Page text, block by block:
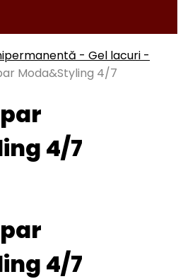
- Gel lacuri -
Moda&Styling 4/7
4/7
4/7